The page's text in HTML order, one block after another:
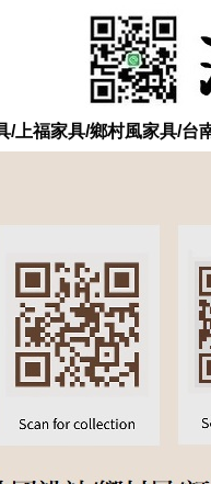
/上福家具/鄉村風家具/台